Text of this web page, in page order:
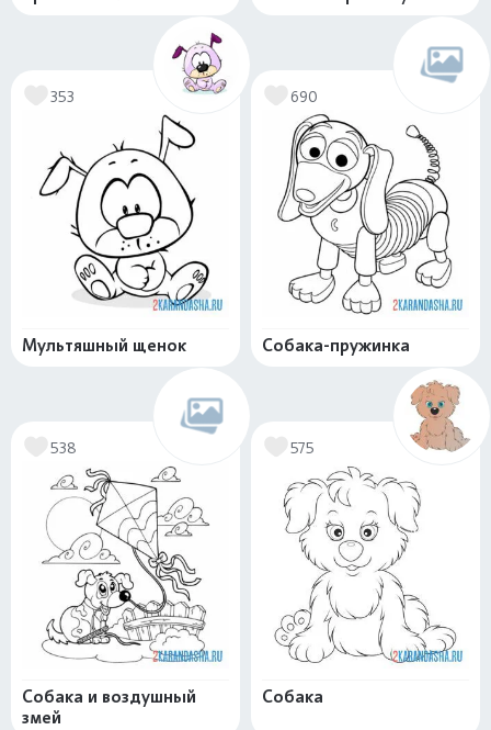
353
Мультяшный щенок
690
Собака-пружинка
538
Собака и воздушный
змей
575
Собака